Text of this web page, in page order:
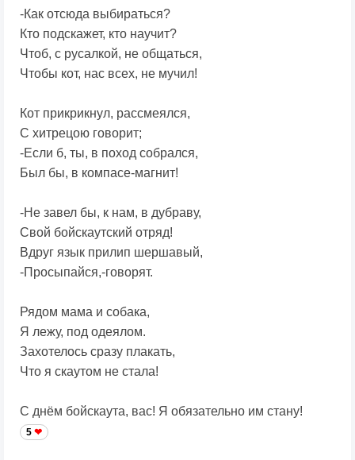
-Как отсюда выбираться?
Кто подскажет, кто научит?
Чтоб, с русалкой, не общаться,
Чтобы кот, нас всех, не мучил!
Кот прикрикнул, рассмеялся,
С хитрецою говорит;
-Если б, ты, в поход собрался,
Был бы, в компасе-магнит!
-Не завел бы, к нам, в дубраву,
Свой бойскаутский отряд!
Вдруг язык прилип шершавый,
-Просыпайся,-говорят.
Рядом мама и собака,
Я лежу, под одеялом.
Захотелось сразу плакать,
Что я скаутом не стала!
С днём бойскаута, вас! Я обязательно им стану!
5